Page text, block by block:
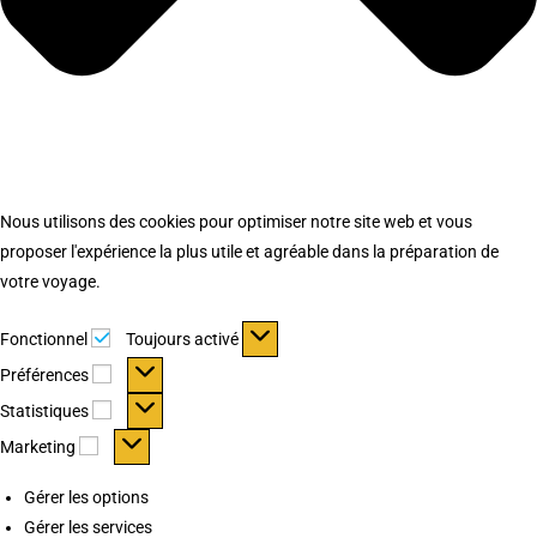
Nous utilisons des cookies pour optimiser notre site web et vous
proposer l'expérience la plus utile et agréable dans la préparation de
votre voyage.
Fonctionnel Fonctionnel
Toujours activé
Préférences
Préférences
Statistiques Statistiques
Marketing Marketing
Gérer les options
Gérer les services